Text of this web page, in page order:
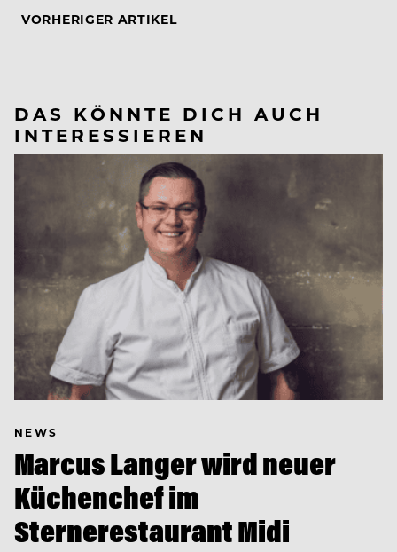
VORHERIGER ARTIKEL
DAS KÖNNTE DICH AUCH
INTERESSIEREN
NEWS
Marcus Langer wird neuer
Küchenchef im
Sternerestaurant Midi